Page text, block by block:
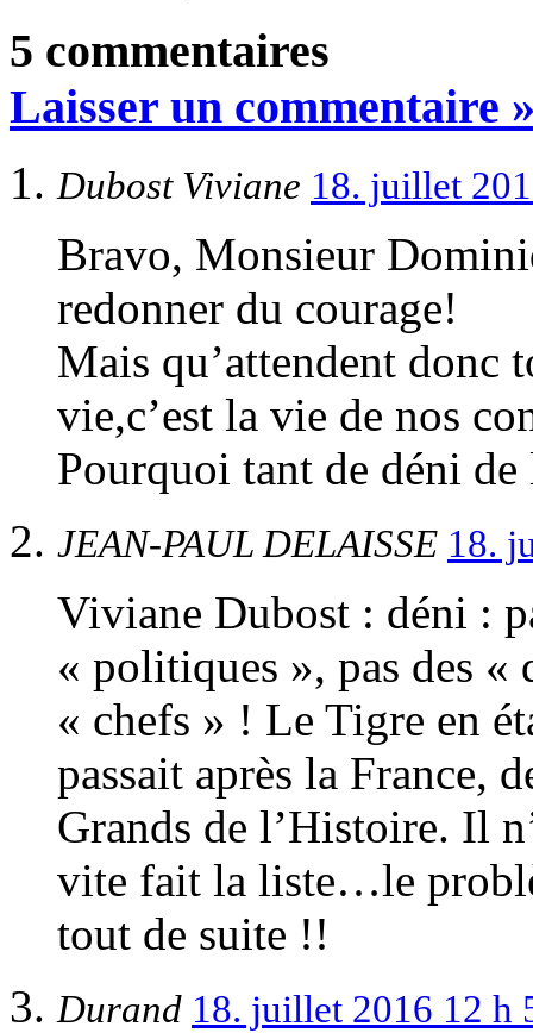
5 commentaires
Laisser un commentaire
Dubost Viviane 18. juillet
Bravo, Monsieur
redonner du courage!
Mais qu’attendent donc
vie,c’est la vie de nos
Pourquoi tant de déni de
JEAN-PAUL DELAISSE 18.
Viviane Dubost : déni :
« politiques », pas des «
« chefs » ! Le Tigre en
passait après la France,
Grands de l’Histoire. Il
vite fait la liste…le
tout de suite !!
Durand 18. juillet 2016 12 h